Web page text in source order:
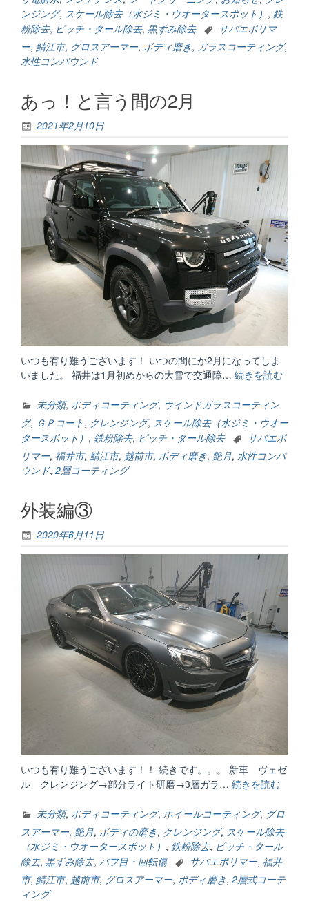
難
う
ご
ざ
ンジング, スケール除去（水ジミ・ウオータースポット） , 鉄
粉除去, ピッチ・タール除去, 黒ずみ除去
サバエポリマ
ー, 鯖江市, グロスアーマー, ボディ磨き, ガラスコーティング,
水性コンパウンド
あっ！と言う間の2月
2021年2月10日
いつも有り難うございます！ いつの間にか2月になってしま
いました。 福井は1月初めからの大雪で交通障… 続きを読む
う
の
未分類, ボディコーティング, ウインドガラスコーティン
グ, ＧＰコート, クレンジング, スケール除去（水ジミ・ウオー
タースポット） , 鉄粉除去, ピッチ・タール除去
サバエポ
リマー, 福井市, 鯖江市, 越前市, ボディ磨き, 艶月, 水性コンパ
ウンド, 2層コーティング
外装編③
2020年6月11日
いつも有り難うございます！！ 続きです。。。 新車 ヴェゼ
ル クレンジング→部分ライト研磨→3層ガラ… 続きを読む
編
③”
未分類, ボディコーティング, ホイールコーティング, グロ
スアーマー, 艶月, ボディの磨き, クレンジング, スケール除去
（水ジミ・ウオータースポット） , 鉄粉除去, ピッチ・タール
除去, 黒ずみ除去, バフ目・回転傷 サバエポリマー, 福井
市, 鯖江市, 越前市, グロスアーマー, ボディ磨き, 2層式コーテ
ィング